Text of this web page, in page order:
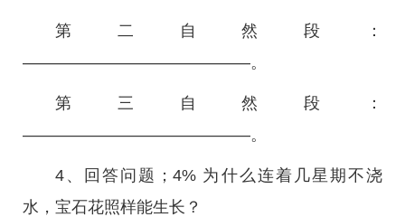
第二自然段：
——————————————。
第三自然段：
——————————————。
4、回答问题；4% 为什么连着几星期不浇
水，宝石花照样能生长？